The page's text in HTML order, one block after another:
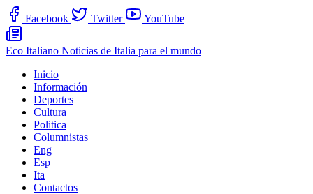
Facebook Twitter YouTube
Eco Italiano Noticias de Italia para el mundo
Inicio
Información
Deportes
Cultura
Politica
Columnistas
Eng
Esp
Ita
Contactos